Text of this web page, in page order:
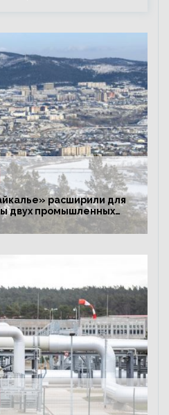
расширили для
двух промышленных